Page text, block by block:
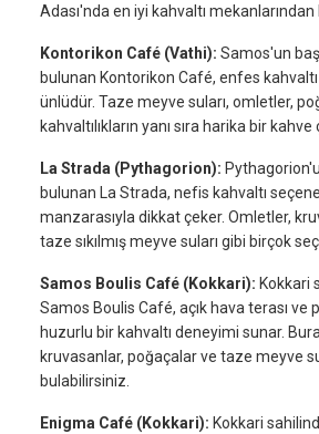
Adası'nda en iyi kahvaltı mekanlarından
Kontorikon Café (Vathi): Samos'un
bulunan Kontorikon Café, enfes
ünlüdür. Taze meyve suları, omletler,
kahvaltılıkların yanı sıra harika bir
La Strada (Pythagorion):
bulunan La Strada, nefis kahvaltı
manzarasıyla dikkat çeker. Omletler,
taze sıkılmış meyve suları gibi birçok
Samos Boulis Café (Kokkari): Kokkari
Samos Boulis Café, açık hava terası ve
huzurlu bir kahvaltı deneyimi sunar.
kruvasanlar, poğaçalar ve taze meyve
bulabilirsiniz.
Enigma Café (Kokkari): Kokkari